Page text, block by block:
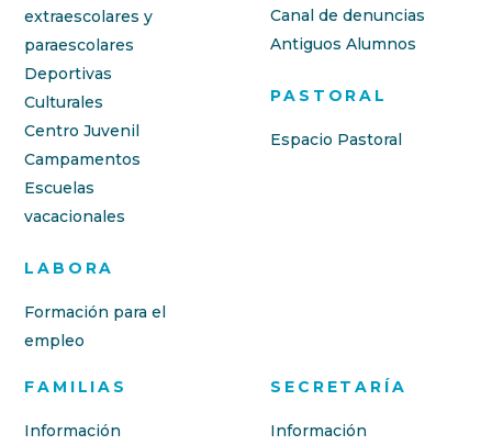
extraescolares y
paraescolares
Deportivas
Culturales
Centro Juvenil
Campamentos
Escuelas
vacacionales
LABORA
Formación para el
empleo
Canal de denuncias
Antiguos Alumnos
PASTORAL
Espacio Pastoral
FAMILIAS
Información
SECRETARÍA
Información